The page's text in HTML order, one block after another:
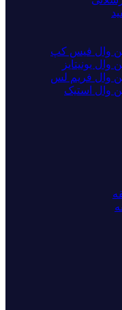
وال فیس کپ
وال یونیتایز
وال فریم لس
وال استیک